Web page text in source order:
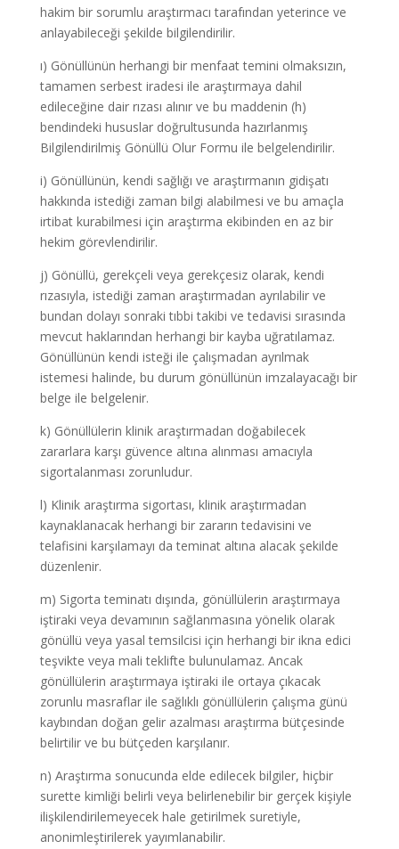
hakim bir sorumlu araştırmacı tarafından yeterince ve
anlayabileceği şekilde bilgilendirilir.
ı) Gönüllünün herhangi bir menfaat temini olmaksızın,
tamamen serbest iradesi ile araştırmaya dahil
edileceğine dair rızası alınır ve bu maddenin (h)
bendindeki hususlar doğrultusunda hazırlanmış
Bilgilendirilmiş Gönüllü Olur Formu ile belgelendirilir.
i) Gönüllünün, kendi sağlığı ve araştırmanın gidişatı
hakkında istediği zaman bilgi alabilmesi ve bu amaçla
irtibat kurabilmesi için araştırma ekibinden en az bir
hekim görevlendirilir.
j) Gönüllü, gerekçeli veya gerekçesiz olarak, kendi
rızasıyla, istediği zaman araştırmadan ayrılabilir ve
bundan dolayı sonraki tıbbi takibi ve tedavisi sırasında
mevcut haklarından herhangi bir kayba uğratılamaz.
Gönüllünün kendi isteği ile çalışmadan ayrılmak
istemesi halinde, bu durum gönüllünün imzalayacağı bir
belge ile belgelenir.
k) Gönüllülerin klinik araştırmadan doğabilecek
zararlara karşı güvence altına alınması amacıyla
sigortalanması zorunludur.
l) Klinik araştırma sigortası, klinik araştırmadan
kaynaklanacak herhangi bir zararın tedavisini ve
telafisini karşılamayı da teminat altına alacak şekilde
düzenlenir.
m) Sigorta teminatı dışında, gönüllülerin araştırmaya
iştiraki veya devamının sağlanmasına yönelik olarak
gönüllü veya yasal temsilcisi için herhangi bir ikna edici
teşvikte veya mali teklifte bulunulamaz. Ancak
gönüllülerin araştırmaya iştiraki ile ortaya çıkacak
zorunlu masraflar ile sağlıklı gönüllülerin çalışma günü
kaybından doğan gelir azalması araştırma bütçesinde
belirtilir ve bu bütçeden karşılanır.
n) Araştırma sonucunda elde edilecek bilgiler, hiçbir
surette kimliği belirli veya belirlenebilir bir gerçek kişiyle
ilişkilendirilemeyecek hale getirilmek suretiyle,
anonimleştirilerek yayımlanabilir.